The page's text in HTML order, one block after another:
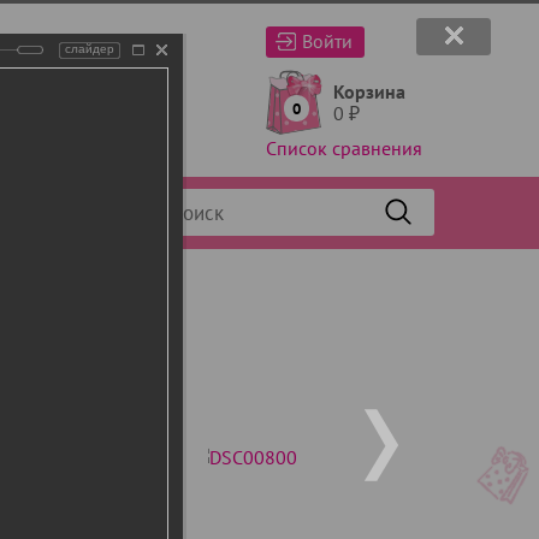
Войти
0
Корзина
0 ₽
Список сравнения
слайдер